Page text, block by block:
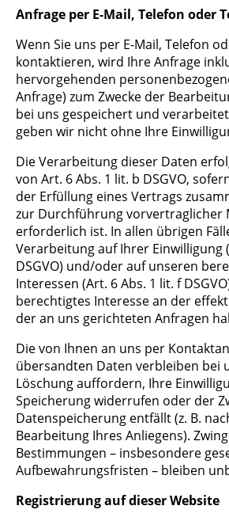
Anfrage per E-Mail, Telefon oder
Wenn Sie uns per E-Mail, Telefon
kontaktieren, wird Ihre Anfrage
hervorgehenden
Anfrage) zum Zwecke der
bei uns gespeichert und
geben wir nicht ohne Ihre
Die Verarbeitung dieser Daten
von Art. 6 Abs. 1 lit. b DSGVO,
der Erfüllung eines Vertrags
zur Durchführung vorvertraglicher
erforderlich ist. In allen übrigen
Verarbeitung auf Ihrer Einwilligung
DSGVO) und/oder auf unseren
Interessen (Art. 6 Abs. 1 lit. f
berechtigtes Interesse an der
der an uns gerichteten Anfragen
Die von Ihnen an uns per
übersandten Daten verbleiben bei
Löschung auffordern, Ihre
Speicherung widerrufen oder der
Datenspeicherung entfällt (z. B.
Bearbeitung Ihres Anliegens).
Bestimmungen – insbesondere
Aufbewahrungsfristen – bleiben
Registrierung auf dieser Website